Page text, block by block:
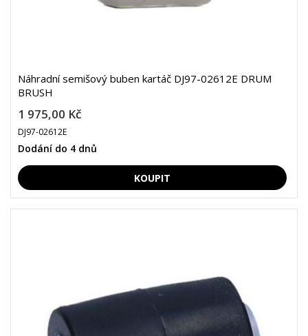
Náhradní semišový buben kartáč DJ97-02612E DRUM
BRUSH
1 975,00 Kč
DJ97-02612E
Dodání do 4 dnů